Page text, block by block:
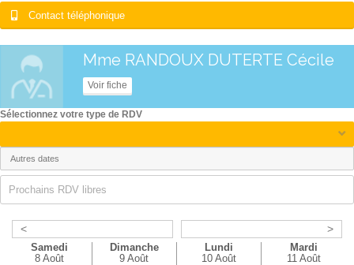
Contact téléphonique
Mme RANDOUX DUTERTE Cécile
Voir fiche
< >
Samedi
8 Août
Dimanche
9 Août
Lundi
10 Août
Mardi
11 Août
Sélectionnez votre type de RDV
Prochains RDV libres